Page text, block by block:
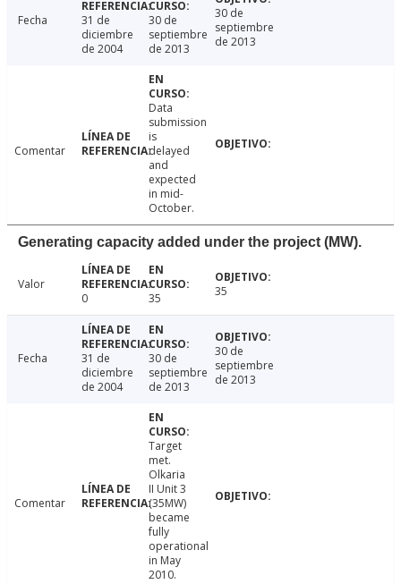
Fecha
31 de
diciembre
de 2004
30 de
septiembre
de 2013
30 de
septiembre
de 2013
Comentar
Data
submission
is
delayed
and
expected
in mid-
October.
Generating capacity added under the project (MW).
Valor
0
35 35
Fecha
31 de
diciembre
de 2004
30 de
septiembre
de 2013
30 de
septiembre
de 2013
Comentar
Target
met.
Olkaria
II Unit 3
(35MW)
became
fully
operational
in May
2010.